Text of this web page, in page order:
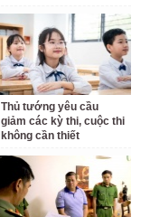
Thủ tướng yêu cầu
giảm các kỳ thi, cuộc thi
không cần thiết